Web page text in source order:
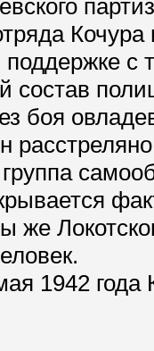
поддержке
состав
боя
1942 года